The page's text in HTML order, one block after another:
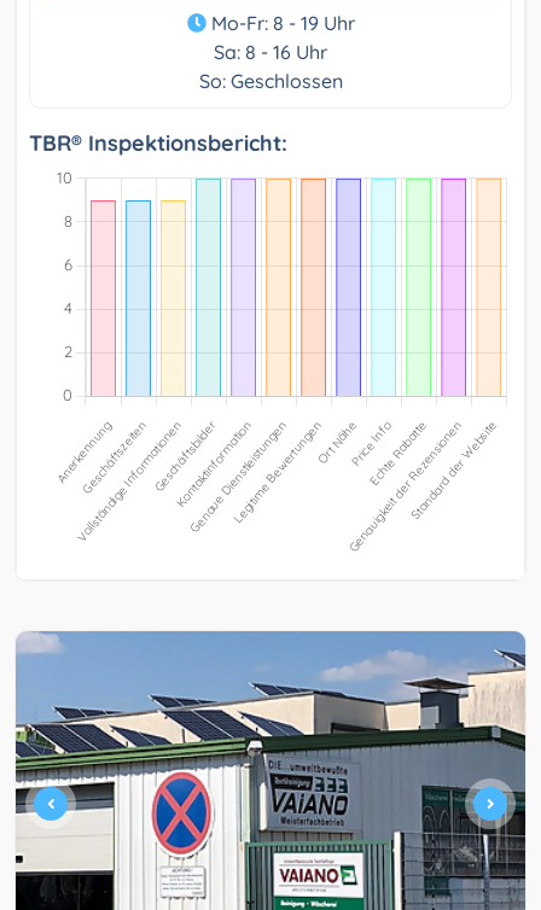
Mo-Fr: 8 - 19 Uhr
Sa: 8 - 16 Uhr
So: Geschlossen
TBR® Inspektionsbericht: